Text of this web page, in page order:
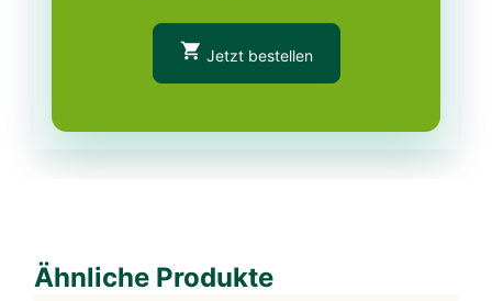
Jetzt bestellen
Ähnliche Produkte